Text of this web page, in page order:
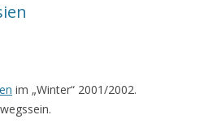
im „Winter“ 2001/2002.